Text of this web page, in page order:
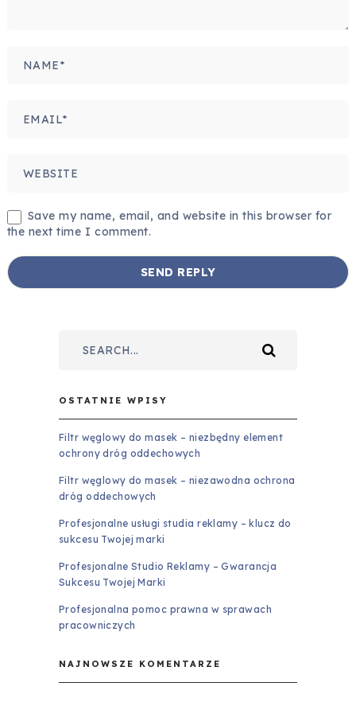
Save my name, email, and website in this browser for
the next time I comment.
OSTATNIE WPISY
Filtr węglowy do masek – niezbędny element
ochrony dróg oddechowych
Filtr węglowy do masek – niezawodna ochrona
dróg oddechowych
Profesjonalne usługi studia reklamy – klucz do
sukcesu Twojej marki
Profesjonalne Studio Reklamy – Gwarancja
Sukcesu Twojej Marki
Profesjonalna pomoc prawna w sprawach
pracowniczych
NAJNOWSZE KOMENTARZE